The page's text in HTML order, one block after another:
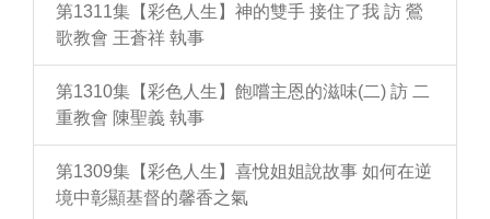
第1311集【彩色人生】神的雙手 接住了我 訪 鶯
歌教會 王蒼祥 執事
第1310集【彩色人生】飽嚐主恩的滋味(二) 訪 二
重教會 陳聖義 執事
第1309集【彩色人生】喜悅姐姐說故事 如何在逆
境中彰顯基督的馨香之氣